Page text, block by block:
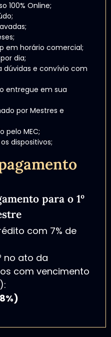
100% Online;
em horário comercial;
dia;
dúvidas e convívio com
entregue em sua
por Mestres e
pelo MEC;
dispositivos;
para o 1º
com 7% de
no ato da
com vencimento